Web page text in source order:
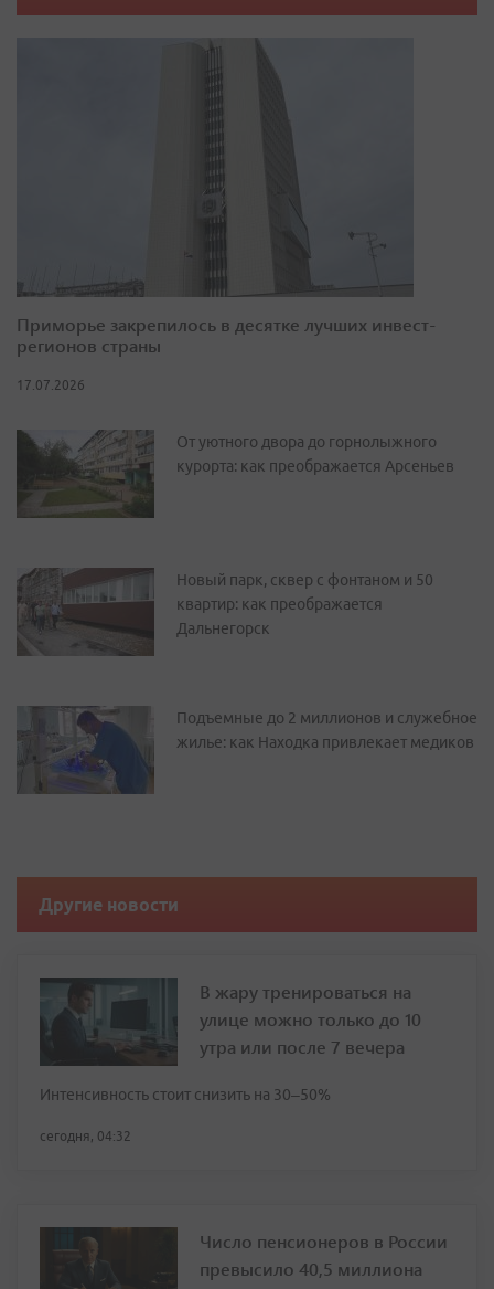
Приморье закрепилось в десятке лучших инвест-
регионов страны
17.07.2026
От уютного двора до горнолыжного
курорта: как преображается Арсеньев
Новый парк, сквер с фонтаном и 50
квартир: как преображается
Дальнегорск
Подъемные до 2 миллионов и служебное
жилье: как Находка привлекает медиков
Другие новости
В жару тренироваться на
улице можно только до 10
утра или после 7 вечера
Интенсивность стоит снизить на 30–50%
сегодня, 04:32
Число пенсионеров в России
превысило 40,5 миллиона